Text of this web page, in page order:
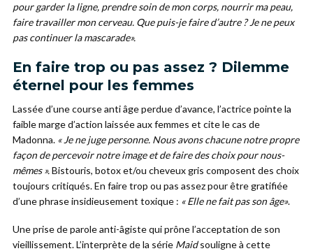
pour garder la ligne, prendre soin de mon corps, nourrir ma peau,
faire travailler mon cerveau. Que puis-je faire d’autre ? Je ne peux
pas continuer la mascarade».
En faire trop ou pas assez ? Dilemme
éternel pour les femmes
Lassée d’une course anti âge perdue d’avance, l’actrice pointe la
faible marge d’action laissée aux femmes et cite le cas de
Madonna. « Je ne juge personne. Nous avons chacune notre propre
façon de percevoir notre image et de faire des choix pour nous-
mêmes ».Bistouris, botox et/ou cheveux gris composent des choix
toujours critiqués. En faire trop ou pas assez pour être gratifiée
d’une phrase insidieusement toxique : « Elle ne fait pas son âge».
Une prise de parole anti-âgiste qui prône l’acceptation de son
vieillissement. L’interprète de la série Maidsouligne à cette